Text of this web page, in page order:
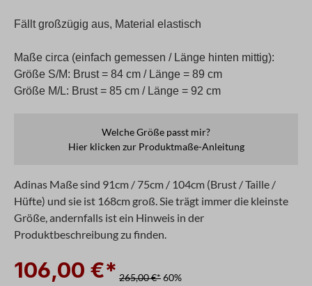
Fällt großzügig aus, Material elastisch
Maße circa (einfach gemessen / Länge hinten mittig):
Größe S/M: Brust = 84 cm / Länge = 89 cm
Größe M/L: Brust = 85 cm / Länge = 92 cm
Welche Größe passt mir?
Hier klicken zur Produktmaße-Anleitung
Adinas Maße sind 91cm / 75cm / 104cm (Brust / Taille /
Hüfte) und sie ist 168cm groß. Sie trägt immer die kleinste
Größe, andernfalls ist ein Hinweis in der
Produktbeschreibung zu finden.
106,00 €* 265,00 €*60%